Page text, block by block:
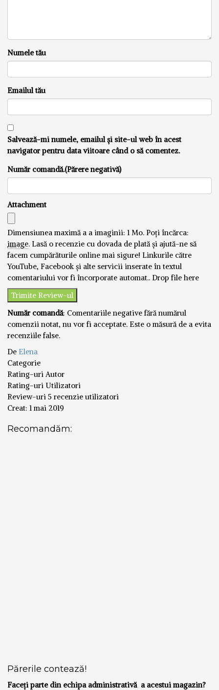
Numele tău
Emailul tău
Salvează-mi numele, emailul și site-ul web în acest
navigator pentru data viitoare când o să comentez.
Număr comandă.(Părere negativă)
Attachment
Dimensiunea maximă a a imaginii: 1 Mo. Poți încărca:
image. Lasă o recenzie cu dovada de plată și ajută-ne să
facem cumpărăturile online mai sigure! Linkurile către
YouTube, Facebook și alte servicii inserate în textul
comentariului vor fi încorporate automat.. Drop file here
Număr comandă: Comentariile negative fără numărul
comenzii notat, nu vor fi acceptate. Este o măsură de a evita
recenziile false.
De Elena
Categorie
Rating-uri Autor
Rating-uri Utilizatori
Review-uri 5 recenzie utilizatori
Creat: 1 mai 2019
Recomandăm:
Părerile contează!
Faceți parte din echipa administrativă a acestui magazin?